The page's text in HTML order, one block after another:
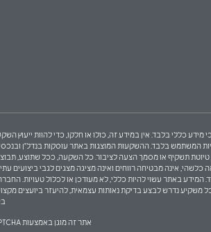
מידע כללי בלבד. אין במידע זה, כולו או חלקו, כדי להוות ייעוץ
המשתמש בלבד. ההשקעות המוצגות באתר עוסקות בנדל"ן ובנכסים
תשקיף, טיוטת תשקיף או מסמך הצעה לציבור. כל השקעה, ככל
אינה מבטיחה רווחים ואינה מציגה מצגים לגבי ביצועים
ועוד. המידע באתר עשוי להיות כללי, לא מעודכן או לכלול
משקיע נדרש לבצע בדיקת נאותות עצמאית, להיעזר ביועצים
אתר זה מוגן באמצעות reCAPTCHA וחלים עליו